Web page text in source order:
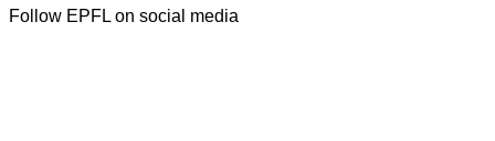
Follow EPFL on social media